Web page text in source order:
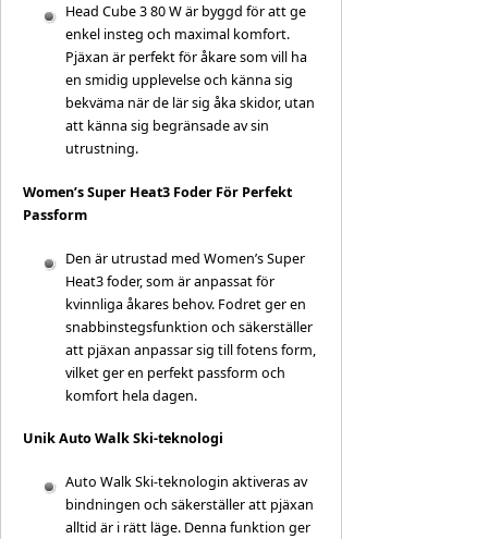
Head Cube 3 80 W är byggd för att ge
enkel insteg och maximal komfort.
Pjäxan är perfekt för åkare som vill ha
en smidig upplevelse och känna sig
bekväma när de lär sig åka skidor, utan
att känna sig begränsade av sin
utrustning.
Women’s Super Heat3 Foder För Perfekt
Passform
Den är utrustad med Women’s Super
Heat3 foder, som är anpassat för
kvinnliga åkares behov. Fodret ger en
snabbinstegsfunktion och säkerställer
att pjäxan anpassar sig till fotens form,
vilket ger en perfekt passform och
komfort hela dagen.
Unik Auto Walk Ski-teknologi
Auto Walk Ski-teknologin aktiveras av
bindningen och säkerställer att pjäxan
alltid är i rätt läge. Denna funktion ger